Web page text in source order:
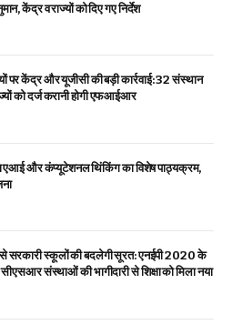
केंद्र व राज्यों को दिए गए निर्देश
पर केंद्र और यूजीसी की बड़ी कार्रवाई: 32 संस्थान
को दर्ज करानी होगी एफआईआर
एआई और कंप्यूटेशनल थिंकिंग का विशेष पाठ्यक्रम,
से सरकारी स्कूलों की बदलेगी सूरत: एनईपी 2020 के
संस्थाओं की भागीदारी से शिक्षा को मिला नया